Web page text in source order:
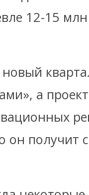
12-15
а
он получит